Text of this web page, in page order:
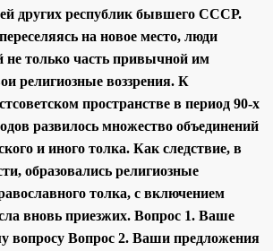
других республик бывшего СССР.
на новое место, люди
не только часть привычной им
религиозные воззрения. К
пространстве в период 90-х
развилось множество объединений
и иного толка. Как следствие, в
образовались религиозные
толка, с включением
вновь приезжих. Вопрос 1. Ваше
вопросу Вопрос 2. Ваши предложения